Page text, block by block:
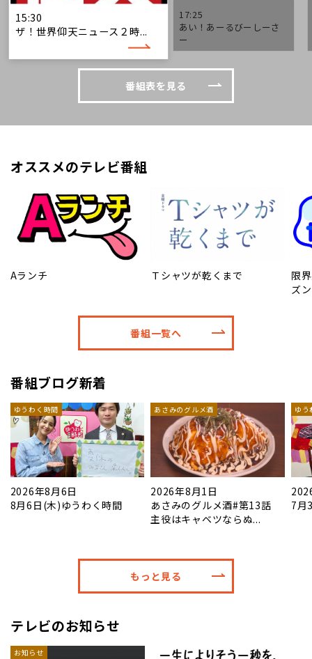
15:30
ザ！世界仰天ニュース２時...
17:25
あい！あーるびーしーさ
ー
番組表を見る
オススメのテレビ番組
Aランチ Ｔシャツが乾くまで
限
ズ
番組一覧へ
番組ブログ新着
ゆうわく時間
2026年8月6日
8月6日(木)ゆうわく時間
あさみのグルメ酒
2026年8月1日
あさみのグルメ酒#第13話
主役はキャベツならぬ...
ゆう
7月
もっと見る
テレビのお知らせ
お知らせ